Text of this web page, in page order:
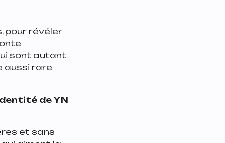
pour révéler
sont autant
aussi rare
de YN
et sans